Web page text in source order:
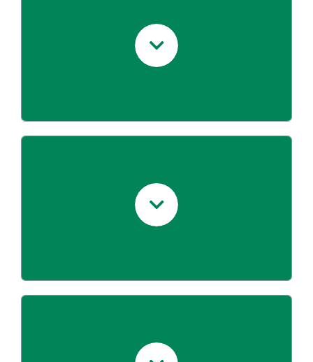
, afin de ne pas immobiliser de
trésorerie.
incluses
pour éliminer les charges variables et
engagement